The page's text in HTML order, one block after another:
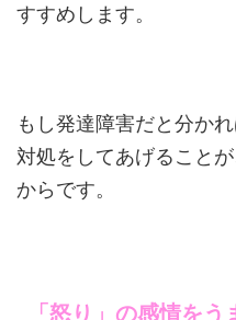
すすめします。
もし発達障害だと分か
対処をしてあげること
からです。
「怒り」の感情を